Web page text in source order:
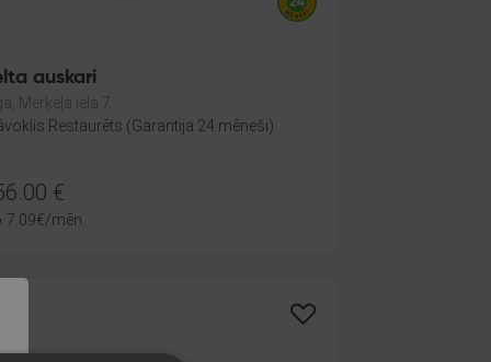
auskari
Merķeļa iela 7
Restaurēts (Garantija 24 mēneši)
€
7.09€/mēn.